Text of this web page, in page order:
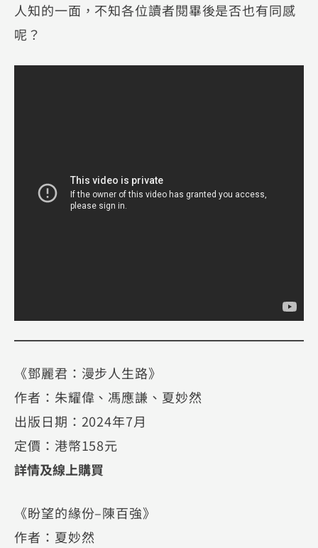
人知的一面，不知各位讀者閱畢後是否也有同感
呢？
《鄧麗君：漫步人生路》
作者：朱耀偉、馮應謙、夏妙然
出版日期：2024年7月
定價：港幣158元
詳情及線上購買
《盼望的緣份–陳百強》
作者：夏妙然